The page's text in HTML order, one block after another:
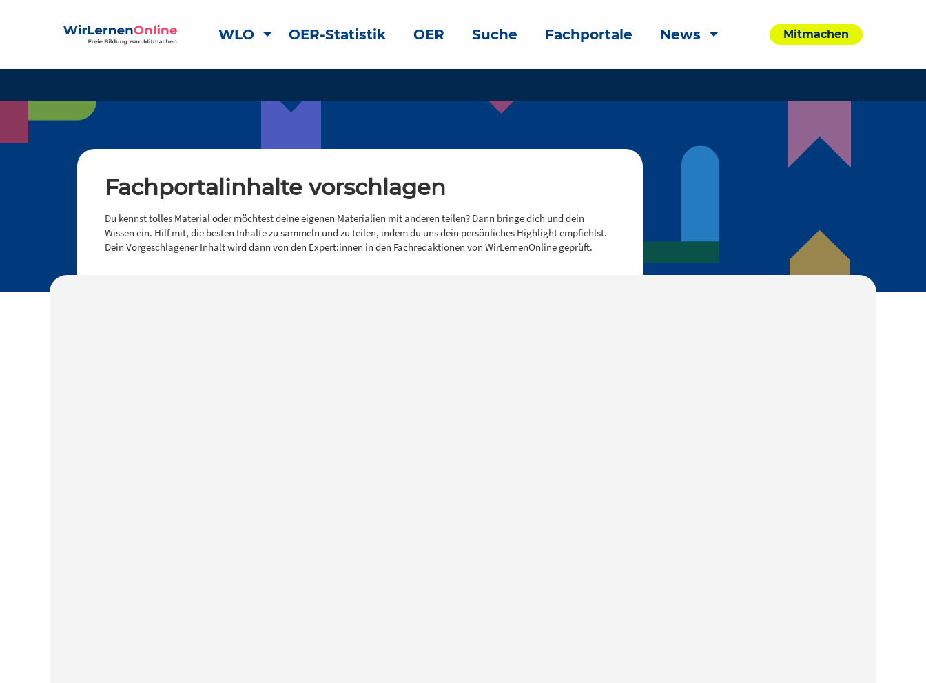
WLO OER-Statistik OER Suche Fachportale News Mitmachen
Fachportalinhalte vorschlagen
Du kennst tolles Material oder möchtest deine eigenen Materialien mit anderen teilen? Dann bringe dich und dein
Wissen ein. Hilf mit, die besten Inhalte zu sammeln und zu teilen, indem du uns dein persönliches Highlight empfiehlst.
Dein Vorgeschlagener Inhalt wird dann von den Expert:innen in den Fachredaktionen von WirLernenOnline geprüft.